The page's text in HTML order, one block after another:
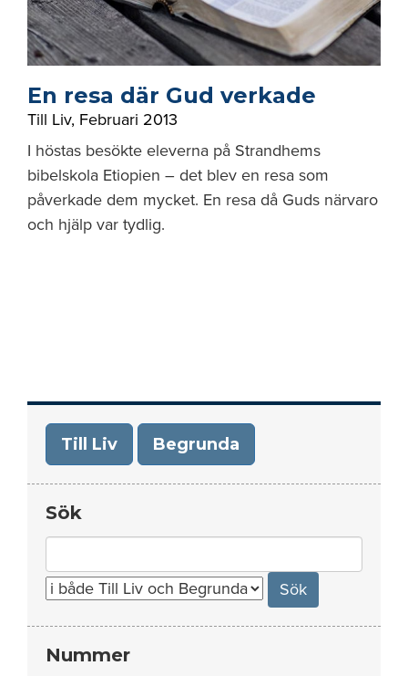
En resa där Gud verkade
Till Liv, Februari 2013
I höstas besökte eleverna på Strandhems
bibelskola Etiopien – det blev en resa som
påverkade dem mycket. En resa då Guds närvaro
och hjälp var tydlig.
Till Liv Begrunda
Sök
for:
Nummer